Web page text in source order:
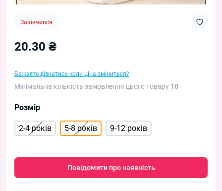
Закінчився
20.30 ₴
Бажаєте дізнатись коли ціна зміниться?
Мінімальна кількість замовлення цього товару 10
Розмір
2-4 років 5-8 років 9-12 років
Повідомити про наявність